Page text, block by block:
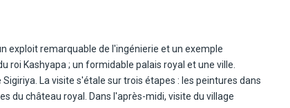
est de 364 marches.
choix du parc à voir sur place lors de l'excursion.
Cette ville historique regorge de ruines et de
sri-lankaise. La ville se compose en réalité de trois
exploit remarquable de l'ingénierie et un exemple
Kashyapa ; un formidable palais royal et une ville.
La visite s'étale sur trois étapes : les peintures dans
du château royal. Dans l'après-midi, visite du village